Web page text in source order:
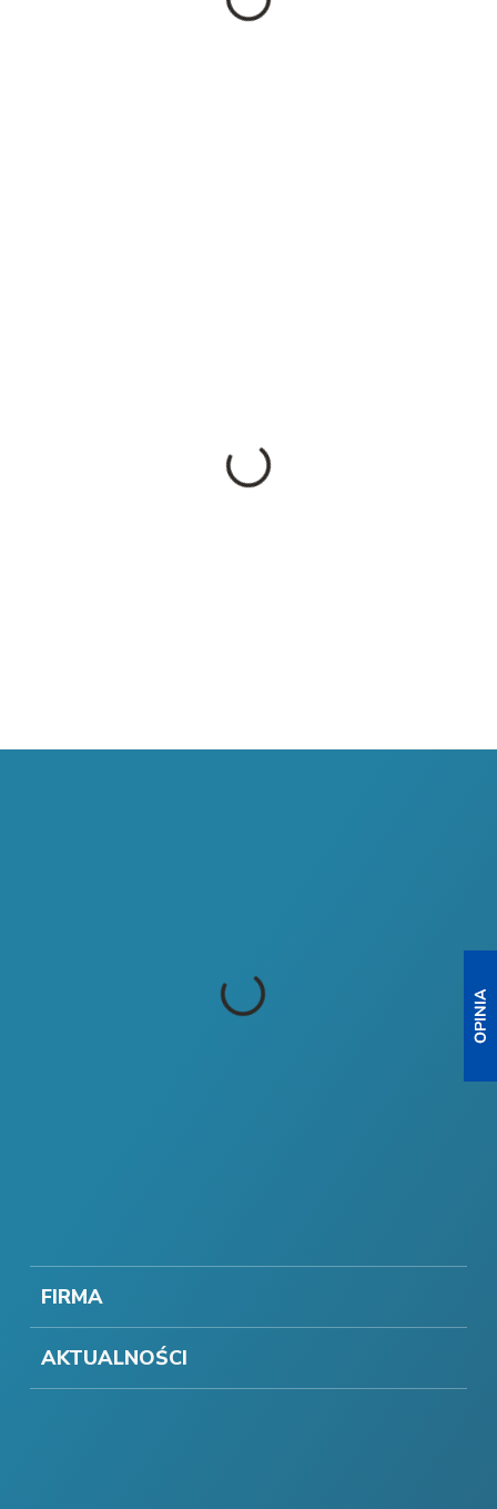
FIRMA
AKTUALNOŚCI